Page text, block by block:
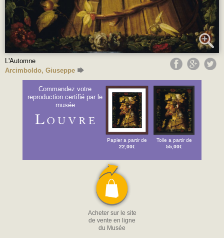
L'Automne
Arcimboldo, Giuseppe
Commandez votre
reproduction certifié par le
musée
Papier a partir de
22,00€
Toile a partir de
55,00€
Acheter sur le site
de vente en ligne
du Musée